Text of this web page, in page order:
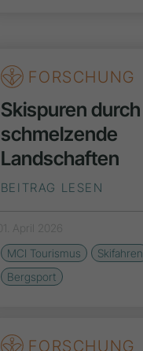
FORSCHUNG
Skispuren durch
schmelzende
Landschaften
BEITRAG LESEN
01. April 2026
MCI Tourismus
Skifahren
Bergsport
FORSCHUNG